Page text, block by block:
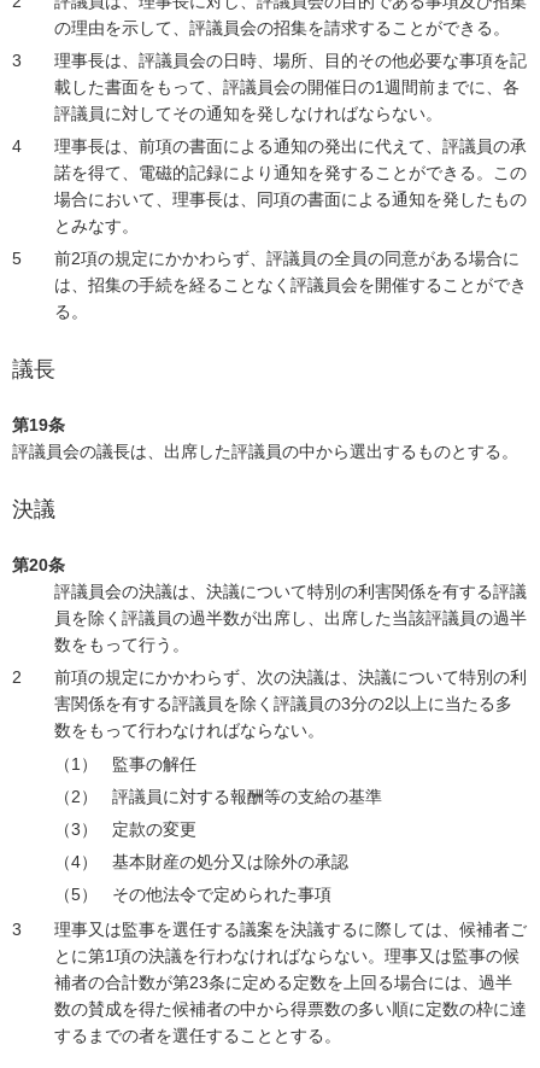
の理由を示して、評議員会の招集を請求することができる。
理事長は、評議員会の日時、場所、目的その他必要な事項を記
載した書面をもって、評議員会の開催日の1週間前までに、各
評議員に対してその通知を発しなければならない。
理事長は、前項の書面による通知の発出に代えて、評議員の承
諾を得て、電磁的記録により通知を発することができる。この
場合において、理事長は、同項の書面による通知を発したもの
とみなす。
前2項の規定にかかわらず、評議員の全員の同意がある場合に
は、招集の手続を経ることなく評議員会を開催することができ
る。
議長
第19条
評議員会の議長は、出席した評議員の中から選出するものとする。
決議
第20条
評議員会の決議は、決議について特別の利害関係を有する評議
員を除く評議員の過半数が出席し、出席した当該評議員の過半
数をもって行う。
前項の規定にかかわらず、次の決議は、決議について特別の利
害関係を有する評議員を除く評議員の3分の2以上に当たる多
数をもって行わなければならない。
監事の解任
評議員に対する報酬等の支給の基準
定款の変更
基本財産の処分又は除外の承認
その他法令で定められた事項
理事又は監事を選任する議案を決議するに際しては、候補者ご
とに第1項の決議を行わなければならない。理事又は監事の候
補者の合計数が第23条に定める定数を上回る場合には、過半
数の賛成を得た候補者の中から得票数の多い順に定数の枠に達
するまでの者を選任することとする。